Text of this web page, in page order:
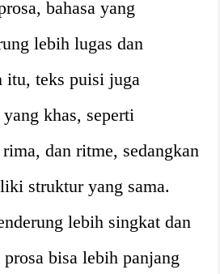
bahasa yang
lebih lugas dan
itu, teks puisi juga
khas, seperti
dan ritme, sedangkan
struktur yang sama.
lebih singkat dan
bisa lebih panjang